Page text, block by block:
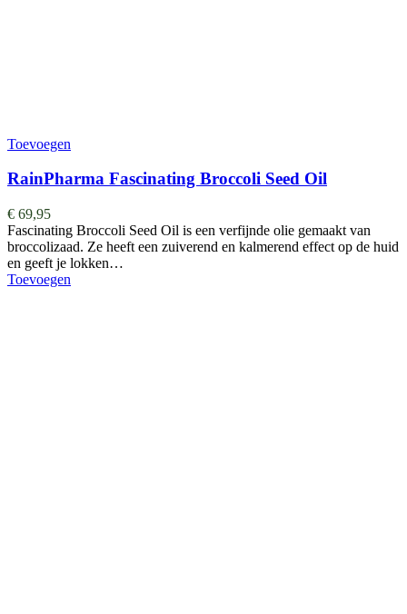
Toevoegen
RainPharma Fascinating Broccoli Seed Oil
€ 69,95
Fascinating Broccoli Seed Oil is een verfijnde olie gemaakt van
broccolizaad. Ze heeft een zuiverend en kalmerend effect op de huid
en geeft je lokken…
Toevoegen